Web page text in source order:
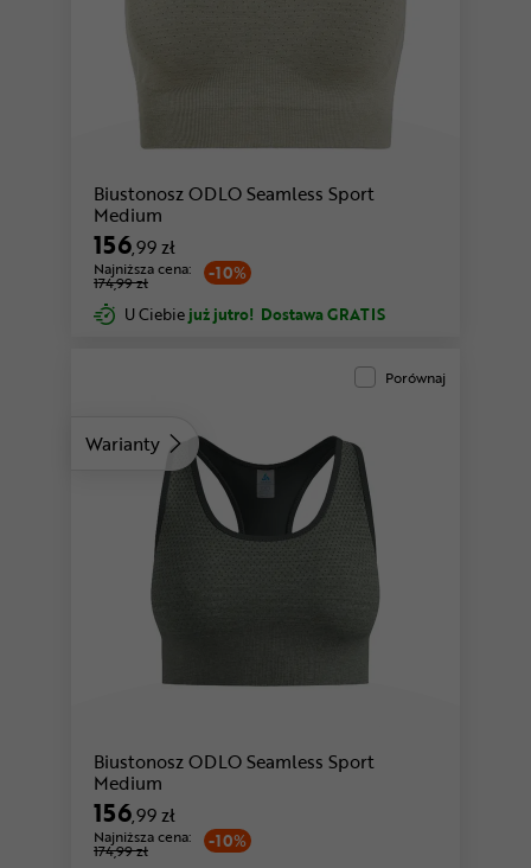
Biustonosz ODLO Seamless Sport
Medium
156,99 zł
-10%
Najniższa cena:
174,99 zł
U Ciebie już jutro! Dostawa GRATIS
Warianty
Porównaj
Biustonosz ODLO Seamless Sport
Medium
156,99 zł
-10%
Najniższa cena:
174,99 zł